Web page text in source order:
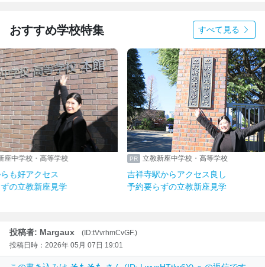
おすすめ学校特集 すべて見る
立教新座中学校・高等学校
豊洲駅からも好アクセス
予約要らずの立教新座見学
立教新座中学校・高等学
吉祥寺駅からアクセス良
予約要らずの立教新座見
投稿者: Margaux
(ID:tVvrhmCvGF.)
投稿日時：2026年 05月 07日 19:01